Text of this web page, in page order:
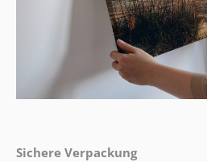
Sichere Verpackung